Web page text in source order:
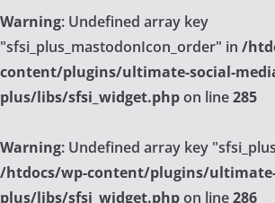
Warning: Undefined array key
"sfsi_plus_mastodonIcon_order" in /
content/plugins/ultimate-social-
plus/libs/sfsi_widget.phpon line285
Warning: Undefined array key
/htdocs/wp-content/plugins/
plus/libs/sfsi_widget.phpon line286